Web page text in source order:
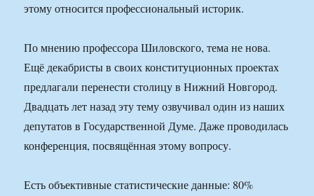
этому относится профессиональный историк.
По мнению профессора Шиловского, тема не нова.
Ещё декабристы в своих конституционных проектах
предлагали перенести столицу в Нижний Новгород.
Двадцать лет назад эту тему озвучивал один из наших
депутатов в Государственной Думе. Даже проводилась
конференция, посвящённая этому вопросу.
Есть объективные статистические данные: 80%